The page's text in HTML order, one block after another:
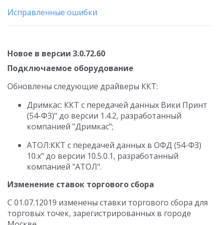
Исправленные ошибки
Новое в версии 3.0.72.60
Подключаемое оборудование
Обновлены следующие драйверы ККТ:
Дримкас: ККТ с передачей данных Вики Принт
(54-ФЗ)" до версии 1.4.2, разработанный
компанией "Дримкас";
АТОЛ:ККТ с передачей данных в ОФД (54-ФЗ)
10.x" до версии 10.5.0.1, разработанный
компанией "АТОЛ".
Изменение ставок торгового сбора
С 01.07.12019 изменены ставки торгового сбора для
торговых точек, зарегистрированных в городе